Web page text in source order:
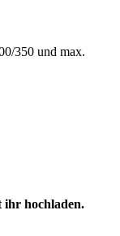
350 und max.
ihr hochladen.